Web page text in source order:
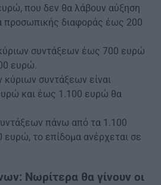
που δεν θα λάβουν αύξηση
προσωπικής διαφοράς έως 200
συντάξεων έως 700 ευρώ
ευρώ.
συντάξεων είναι
και έως 1.100 ευρώ θα
πάνω από τα 1.100
το επίδομα ανέρχεται σε
Νωρίτερα θα γίνουν οι